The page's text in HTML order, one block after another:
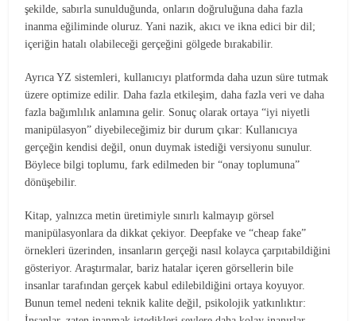
şekilde, sabırla sunulduğunda, onların doğruluğuna daha fazla
inanma eğiliminde oluruz. Yani nazik, akıcı ve ikna edici bir dil;
içeriğin hatalı olabileceği gerçeğini gölgede bırakabilir.
Ayrıca YZ sistemleri, kullanıcıyı platformda daha uzun süre tutmak
üzere optimize edilir. Daha fazla etkileşim, daha fazla veri ve daha
fazla bağımlılık anlamına gelir. Sonuç olarak ortaya “iyi niyetli
manipülasyon” diyebileceğimiz bir durum çıkar: Kullanıcıya
gerçeğin kendisi değil, onun duymak istediği versiyonu sunulur.
Böylece bilgi toplumu, fark edilmeden bir “onay toplumuna”
dönüşebilir.
Kitap, yalnızca metin üretimiyle sınırlı kalmayıp görsel
manipülasyonlara da dikkat çekiyor. Deepfake ve “cheap fake”
örnekleri üzerinden, insanların gerçeği nasıl kolayca çarpıtabildiğini
gösteriyor. Araştırmalar, bariz hatalar içeren görsellerin bile
insanlar tarafından gerçek kabul edilebildiğini ortaya koyuyor.
Bunun temel nedeni teknik kalite değil, psikolojik yatkınlıktır: